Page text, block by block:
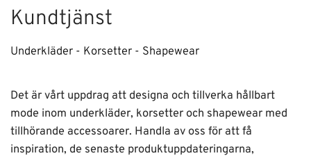
Kundtjänst
Underkläder - Korsetter - Shapewear
Det är vårt uppdrag att designa och tillverka hållbart
mode inom underkläder, korsetter och shapewear med
tillhörande accessoarer. Handla av oss för att få
inspiration, de senaste produktuppdateringarna,